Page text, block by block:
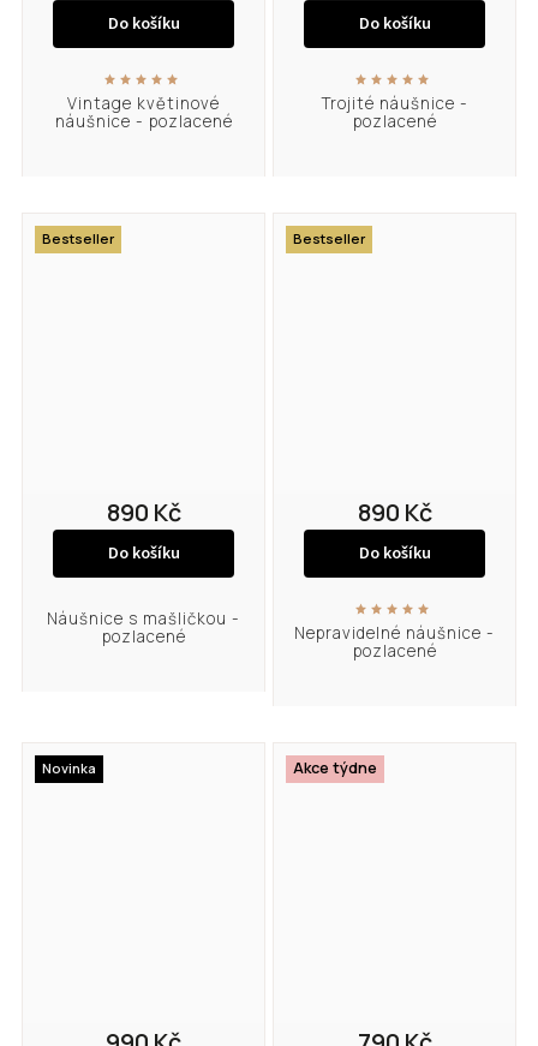
Vintage květinové
náušnice - pozlacené
Do košíku
Trojité náušnice -
pozlacené
Do košíku
Bestseller
Náušnice s mašličkou -
pozlacené
890 Kč
Do košíku
Bestseller
Nepravidelné náušnice -
pozlacené
890 Kč
Do košíku
Novinka Akce týdne